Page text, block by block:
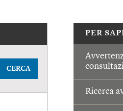
PER
Ricerca
CERCA